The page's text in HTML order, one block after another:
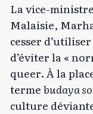
La vice-
Malaisie,
cesser
d’éviter la «
queer. À la
termebudaya
culture